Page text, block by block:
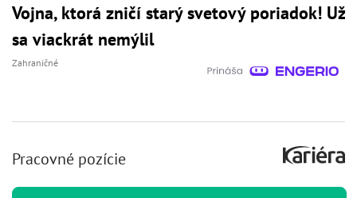
Vojna, ktorá zničí starý svetový poriadok! Už
sa viackrát nemýlil
Zahraničné
Pracovné pozície